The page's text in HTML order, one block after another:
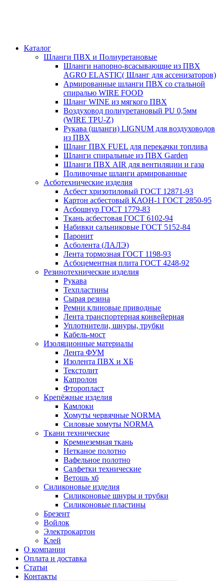
Каталог
Шланги ПВХ и Полиуретановые
Шланги напорно-всасывающие из ПВХ
AGRO ELASTIC( Шланг для ассенизаторов)
Армированные шланги ПВХ со стальной
спиралью WIRE FOOD
Шланг WINE из мягкого ПВХ
Воздуховод полиуретановый PU 0,5мм
(WIRE TPU-Z)
Рукава (шланги) LIGNUM для воздуховодов
из ПВХ
Шланг ПВХ FUEL для перекачки топлива
Шланги спиральные из ПВХ Garden
Шланги ПВХ AIR для вентиляции и газа
Поливочные шланги армированные
Асботехнические изделия
Асбест хризотиловый ГОСТ 12871-93
Картон aсбестовый КАОН-1 ГОСТ 2850-95
Асбошнур ГОСТ 1779-83
Ткань асбестовая ГОСТ 6102-94
Набивки сальниковые ГОСТ 5152-84
Паронит
Асболента (ЛАЛЭ)
Лента тормозная ГОСТ 1198-93
Асбоцементная плита ГОСТ 4248-92
Резинотехнические изделия
Рукава
Техпластины
Сырая резина
Ремни клиновые приводные
Лента транспортерная конвейерная
Уплотнители, шнуры, трубки
Кабель-мост
Изоляционные материалы
Лента ФУМ
Изолента ПВХ и ХБ
Текстолит
Капролон
Фторопласт
Крепёжные изделия
Камлоки
Хомуты червячные NORMA
Силовые хомуты NORMA
Ткани технические
Кремнеземная ткань
Нетканое полотно
Вафельное полотно
Салфетки технические
Ветошь хб
Силиконовые изделия
Силиконовые шнуры и трубки
Силиконовые пластины
Брезент
Войлок
Электрокартон
Клей
О компании
Оплата и доставка
Статьи
Контакты